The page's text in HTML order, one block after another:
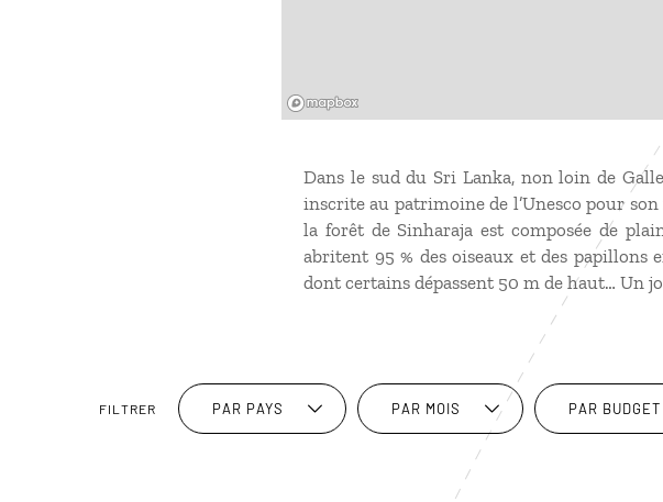
Dans le sud du Sri Lanka, non loin de
inscrite au patrimoine de l’Unesco pour
la forêt de Sinharaja est composée de
abritent 95 % des oiseaux et des papillons
dont certains dépassent 50 m de haut… Un
FILTRER PAR PAYS PAR MOIS PAR BUDGET